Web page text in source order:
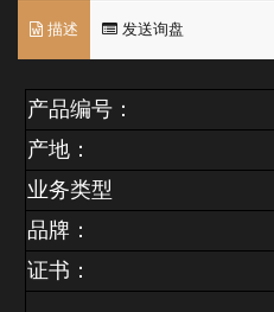
描述 发送询盘
产品编号：
产地：
业务类型
品牌：
证书：